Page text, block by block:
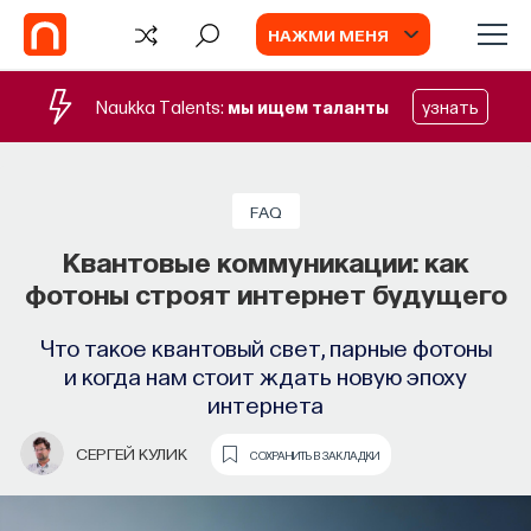
НАЖМИ МЕНЯ
Naukka Talents: мы ищем таланты узнать
FAQ
Квантовые коммуникации: как
фотоны строят интернет будущего
Что такое квантовый свет, парные фотоны
и когда нам стоит ждать новую эпоху
интернета
СЕРГЕЙ КУЛИК СОХРАНИТЬ В ЗАКЛАДКИ
Наука сна: как управлять своим
сном
Почти треть жизни мы тратим на сон, но как
он работает и можно ли его приручить?
МИХАИЛ ПОЛУЭКТОВ СОХРАНИТЬ В ЗАКЛАДКИ